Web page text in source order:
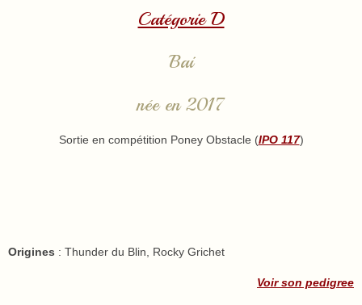
Catégorie D
Bai
née en 2017
Sortie en compétition Poney Obstacle (IPO 117)
Origines : Thunder du Blin, Rocky Grichet
Voir son pedigree